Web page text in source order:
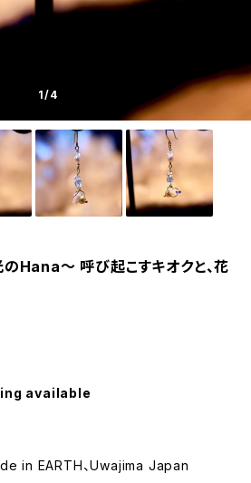
1/4
Hana〜 呼び起こすキオクと、花
available
EARTH、Uwajima Japan